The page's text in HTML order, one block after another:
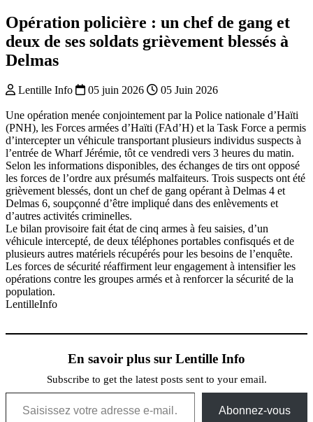
Opération policière : un chef de gang et
deux de ses soldats grièvement blessés à
Delmas
Lentille Info 05 juin 2026 05 Juin 2026
Une opération menée conjointement par la Police nationale d’Haïti
(PNH), les Forces armées d’Haïti (FAd’H) et la Task Force a permis
d’intercepter un véhicule transportant plusieurs individus suspects à
l’entrée de Wharf Jérémie, tôt ce vendredi vers 3 heures du matin.
Selon les informations disponibles, des échanges de tirs ont opposé
les forces de l’ordre aux présumés malfaiteurs. Trois suspects ont été
grièvement blessés, dont un chef de gang opérant à Delmas 4 et
Delmas 6, soupçonné d’être impliqué dans des enlèvements et
d’autres activités criminelles.
Le bilan provisoire fait état de cinq armes à feu saisies, d’un
véhicule intercepté, de deux téléphones portables confisqués et de
plusieurs autres matériels récupérés pour les besoins de l’enquête.
Les forces de sécurité réaffirment leur engagement à intensifier les
opérations contre les groupes armés et à renforcer la sécurité de la
population.
LentilleInfo
En savoir plus sur Lentille Info
Subscribe to get the latest posts sent to your email.
Saisissez votre adresse e-mail…
Abonnez-vous